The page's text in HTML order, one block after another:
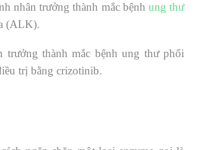
nhân trưởng thành mắc bệnhung thư
(ALK).
thành mắc bệnh ung thư phổi
trị bằng crizotinib.